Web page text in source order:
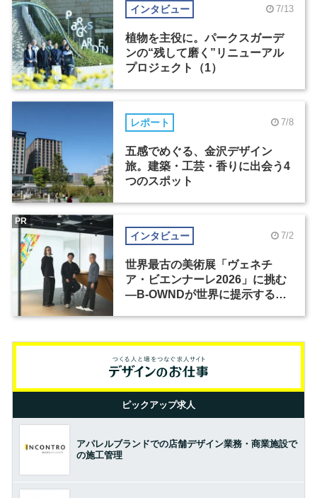
インタビュー 7/13
植物を主役に。パークスガーデ
ンの“残して磨く”リニューアル
プロジェクト（1）
レポート 7/8
五感でめぐる、金沢デザイン
旅。建築・工芸・香りに出会う4
つのスポット
インタビュー 7/2
世界最古の美術展「ヴェネチ
ア・ビエンナーレ2026」に挑む
―B-OWNDが世界に提示する美
PR
ピックアップ求人
アパレルブランドでの店舗デザイン業務・商業施設で
の施工管理